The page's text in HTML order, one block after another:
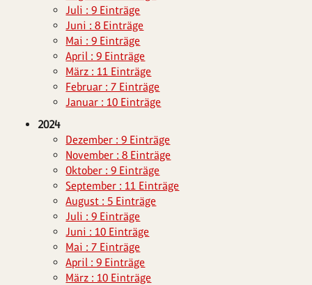
Juli : 9 Einträge
Juni : 8 Einträge
Mai : 9 Einträge
April : 9 Einträge
März : 11 Einträge
Februar : 7 Einträge
Januar : 10 Einträge
2024
Dezember : 9 Einträge
November : 8 Einträge
Oktober : 9 Einträge
September : 11 Einträge
August : 5 Einträge
Juli : 9 Einträge
Juni : 10 Einträge
Mai : 7 Einträge
April : 9 Einträge
März : 10 Einträge